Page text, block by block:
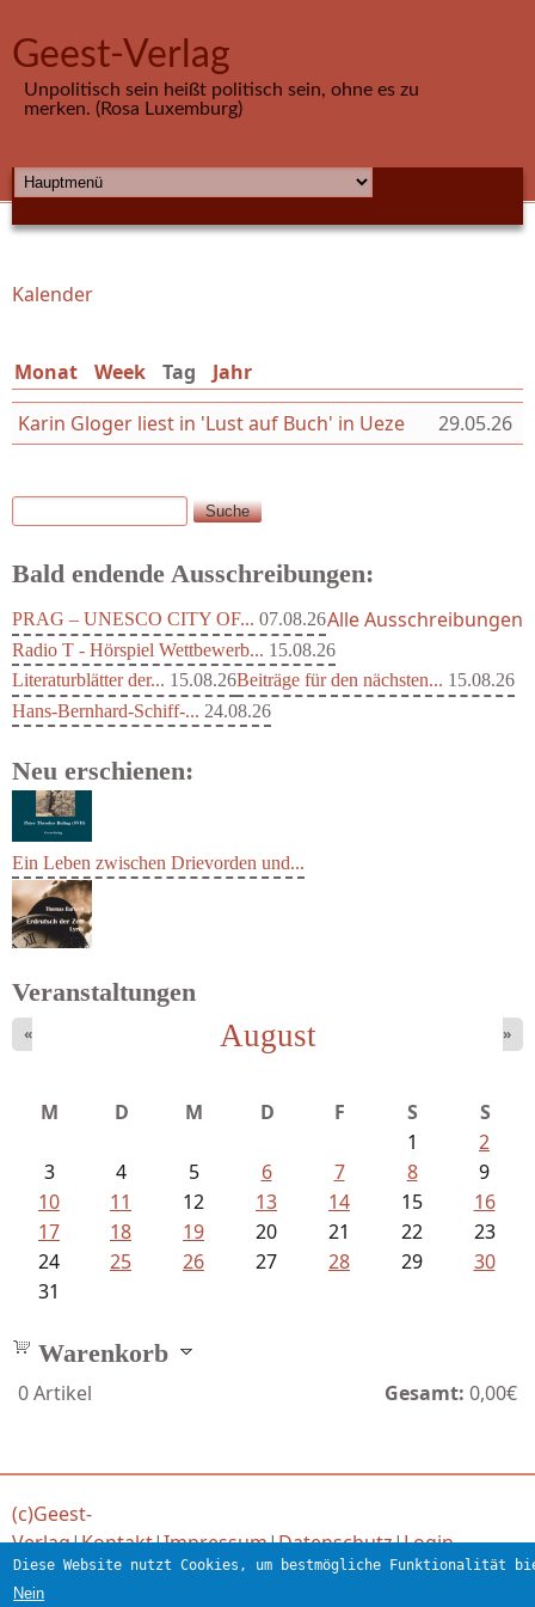
Geest-Verlag
Unpolitisch sein heißt politisch sein, ohne es zu
merken. (Rosa Luxemburg)
HAUPTMENÜ
Sie sind hier
Kalender
Monat Week Tag (aktiver Reiter)
Jahr
Karin Gloger liest in 'Lust auf Buch' in Ueze
29.05.26
Suchformular
Suche
Bald endende Ausschreibungen:
PRAG – UNESCO CITY OF... 07.08.26
Radio T - Hörspiel Wettbewerb... 15.08.26
Literaturblätter der... 15.08.26Beiträge für den nächsten... 15.08.26
Hans-Bernhard-Schiff-... 24.08.26
Alle Ausschreibungen
Neu erschienen:
Bartsch, Thomas - Erdrutsch der...
Ein Leben zwischen Drievorden und...
Veranstaltungen
August
« »
M D M D F S
S
1
2
3
4 5 6 7 8
9
10
11 12 13 14 15
16
17
18 19 20 21 22
23
24
25 26 27 28 29
30
31
Warenkorb
0Artikel Gesamt: 0,00€
(c)Geest-
Verlag|Kontakt|Impressum|Datenschutz|Login
Diese Website nutzt Cookies, um bestmögliche Funktionalität
Nein